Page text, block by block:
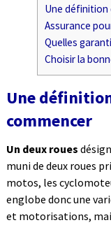
Une définition
Assurance
Quelles
Choisir la
Une
commencer
Un deux roues
muni de deux roues
motos, les
englobe donc une
et motorisations,